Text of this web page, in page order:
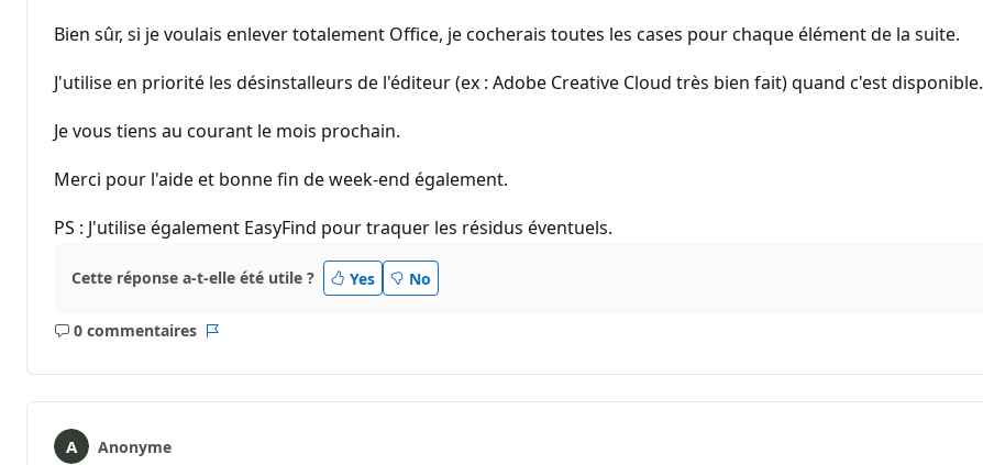
Bien sûr, si je voulais enlever totalement Office, je cocherais toutes les cases pour chaque élément de la suite.
J'utilise en priorité les désinstalleurs de l'éditeur (ex : Adobe Creative Cloud très bien fait) quand c'est disponible.
Je vous tiens au courant le mois prochain.
Merci pour l'aide et bonne fin de week-end également.
PS : J'utilise également EasyFind pour traquer les résidus éventuels.
Cette réponse a-t-elle été utile ? Yes No
0 commentaires
Aucun
Rapport
Anonyme